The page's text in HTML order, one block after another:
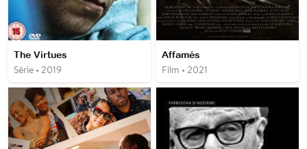
The Virtues
Série • 2019
Affamés
Film • 2021